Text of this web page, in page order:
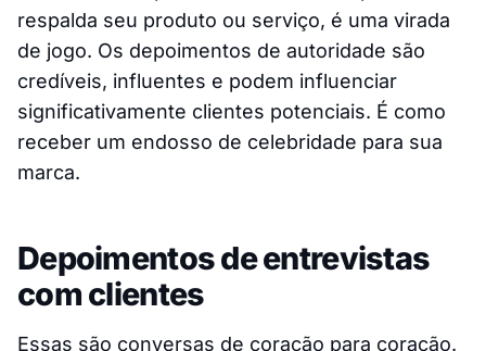
respalda seu produto ou serviço, é uma virada
de jogo. Os depoimentos de autoridade são
credíveis, influentes e podem influenciar
significativamente clientes potenciais. É como
receber um endosso de celebridade para sua
marca.
Depoimentos de entrevistas
com clientes
Essas são conversas de coração para coração.